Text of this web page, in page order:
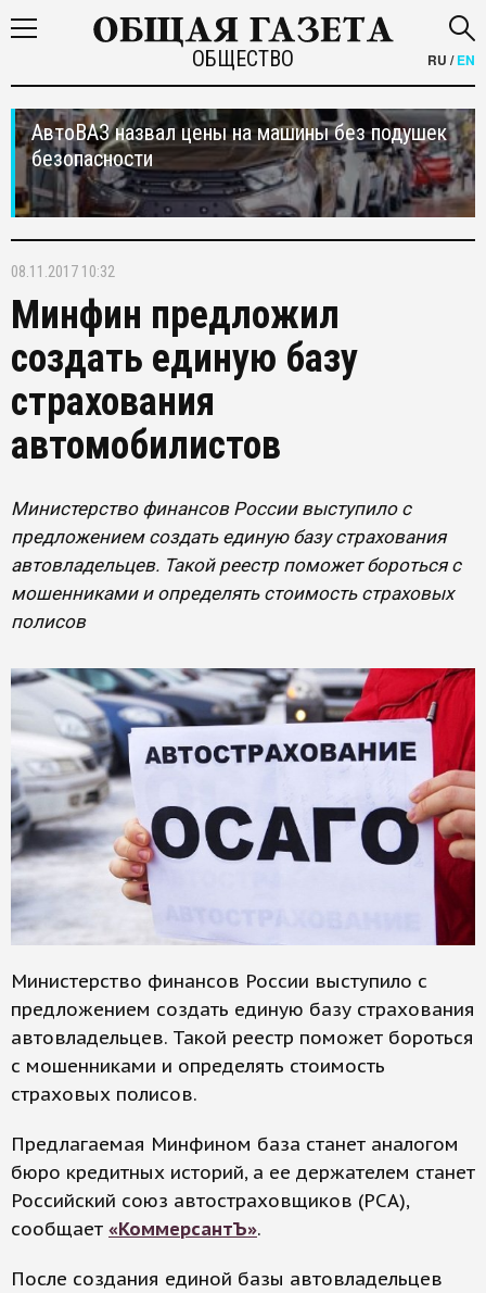
ОБЩЕСТВО RU /EN
АвтоВАЗ назвал цены на машины без подушек
безопасности
08.11.2017 10:32
Минфин предложил
создать единую базу
страхования
автомобилистов
Министерство финансов России выступило с
предложением создать единую базу страхования
автовладельцев. Такой реестр поможет бороться с
мошенниками и определять стоимость страховых
полисов
Министерство финансов России выступило с
предложением создать единую базу страхования
автовладельцев. Такой реестр поможет бороться
с мошенниками и определять стоимость
страховых полисов.
Предлагаемая Минфином база станет аналогом
бюро кредитных историй, а ее держателем станет
Российский союз автостраховщиков (РСА),
сообщает «КоммерсантЪ».
После создания единой базы автовладельцев